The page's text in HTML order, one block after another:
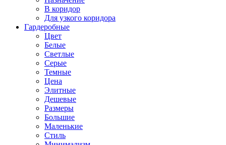
В коридор
Для узкого коридора
Гардеробные
Цвет
Белые
Светлые
Серые
Темные
Цена
Элитные
Дешевые
Размеры
Большие
Маленькие
Стиль